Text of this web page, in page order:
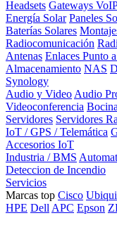
Headsets Gateways
Energía Solar Paneles
Baterías Solares
Radiocomunicación
Antenas Enlaces Punto
Almacenamiento NAS
Synology
Audio y Video Audio
Videoconferencia
Servidores Servidores
IoT / GPS / Telemática
Accesorios IoT
Industria / BMS
Deteccion de Incendio
Servicios
Marcas top Cisco
HPE Dell APC Epson